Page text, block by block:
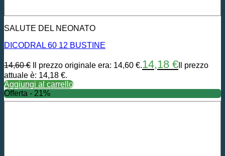
SALUTE DEL NEONATO
DICODRAL 60 12 BUSTINE
14,60€ Il prezzo originale era: 14,60 €.14,18 € Il prezzo
attuale è: 14,18 €.
Aggiungi al carrello
Offerta - 21%